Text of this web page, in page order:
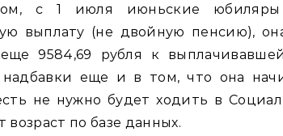
с 1 июля июньские юбиляры
выплату (не двойную пенсию),
9584,69 рубля к
еще и в том, что она
не нужно будет ходить в
возраст по базе данных.